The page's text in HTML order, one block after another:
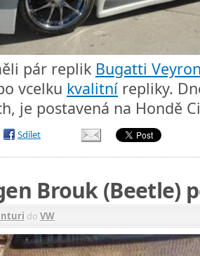
pár replik Bugatti
vcelku kvalitní repliky.
je postavená na Hondě
Sdílet
Brouk (Beetle)
do VW